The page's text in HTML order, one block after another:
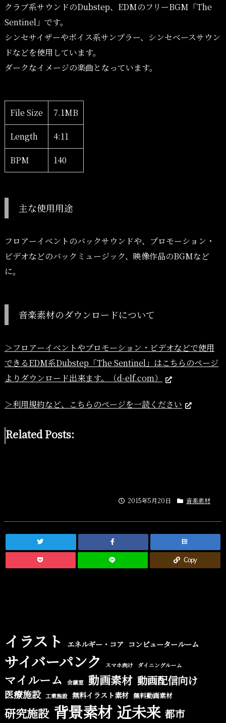
クラブ系サウンドのDubstep、EDMのフリーBGM「The
Sentinel」です。
シンセサイザーやボイス系サンプラー、シンセベースサウン
ドなどを使用しています。
ダークなイメージの楽曲となっています。
File Size 7.1MB
Length 4:11
BPM 140
主な使用用途
フロアーイベントのバックサウンドや、プロモーション・
ビデオなどのバックミュージック、映像作品のBGMなど
に。
音楽素材のダウンロードについて
＞フロアーイベントやプロモーション・ビデオなどで使用
できるEDM系Dubstep「The Sentinel」はこちらのページ
よりダウンロード出来ます。（d-elf.com）
＞利用規約など、こちらのページを一読ください
Related Posts:
2015年5月20日 音楽素材
B!
Copy
イラスト エネルギー・コア コンピュータールーム
サイバーパンク スマホ向け ダイニングルーム
マイルーム 会議室 動画素材 動画配信向け
医療施設 工業施設 無料イラスト素材 無料動画素材
研究施設 背景素材 近未来 都市